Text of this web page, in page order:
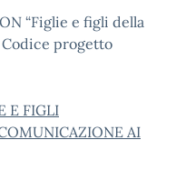
“Figlie e figli della
Codice progetto
E FIGLI
AI